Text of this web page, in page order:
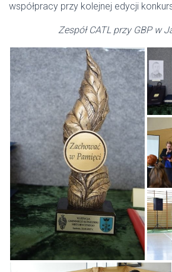
współpracy przy kolejnej edycji
Zespół CATL przy GBP w